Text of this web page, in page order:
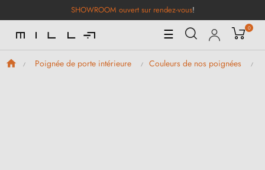
SHOWROOM ouvert sur rendez-vous!
Basculer
la
navigation
☰ 0
Poignée de porte intérieure Couleurs de nos poignées